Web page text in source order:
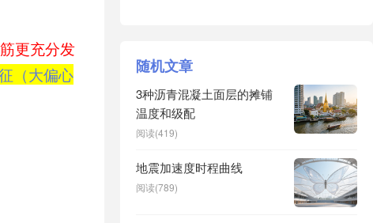
更充分发
（大偏心
随机文章
3种沥青混凝土面层的摊铺
温度和级配
阅读(419)
地震加速度时程曲线
阅读(789)